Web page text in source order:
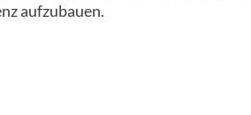
aufzubauen.